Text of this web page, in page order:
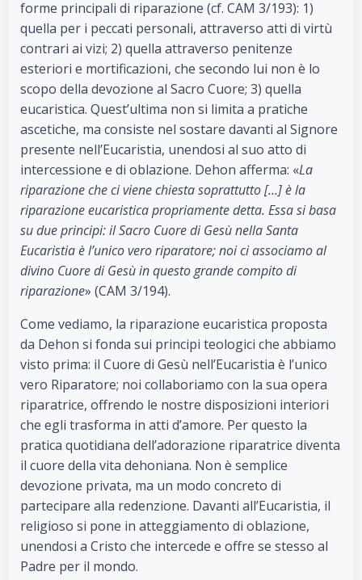
forme principali di riparazione (cf. CAM 3/193): 1)
quella per i peccati personali, attraverso atti di virtù
contrari ai vizi; 2) quella attraverso penitenze
esteriori e mortificazioni, che secondo lui non è lo
scopo della devozione al Sacro Cuore; 3) quella
eucaristica. Quest’ultima non si limita a pratiche
ascetiche, ma consiste nel sostare davanti al Signore
presente nell’Eucaristia, unendosi al suo atto di
intercessione e di oblazione. Dehon afferma: «La
riparazione che ci viene chiesta soprattutto […] è la
riparazione eucaristica propriamente detta. Essa si basa
su due principi: il Sacro Cuore di Gesù nella Santa
Eucaristia è l’unico vero riparatore; noi ci associamo al
divino Cuore di Gesù in questo grande compito di
riparazione» (CAM 3/194).
Come vediamo, la riparazione eucaristica proposta
da Dehon si fonda sui principi teologici che abbiamo
visto prima: il Cuore di Gesù nell’Eucaristia è l’unico
vero Riparatore; noi collaboriamo con la sua opera
riparatrice, offrendo le nostre disposizioni interiori
che egli trasforma in atti d’amore. Per questo la
pratica quotidiana dell’adorazione riparatrice diventa
il cuore della vita dehoniana. Non è semplice
devozione privata, ma un modo concreto di
partecipare alla redenzione. Davanti all’Eucaristia, il
religioso si pone in atteggiamento di oblazione,
unendosi a Cristo che intercede e offre se stesso al
Padre per il mondo.